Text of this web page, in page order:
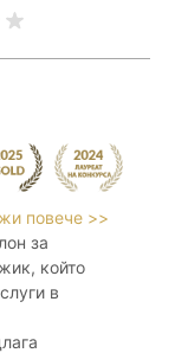
повече >>
за
който
в